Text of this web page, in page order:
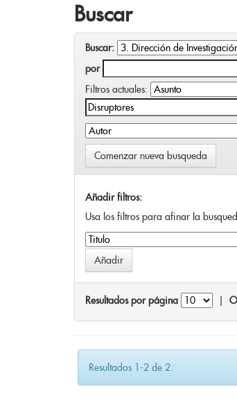
Buscar
Buscar:
por
Filtros actuales:
Comenzar nueva busqueda
Añadir filtros:
Usa los filtros para afinar la
Resultados por página
Resultados 1-2 de 2.